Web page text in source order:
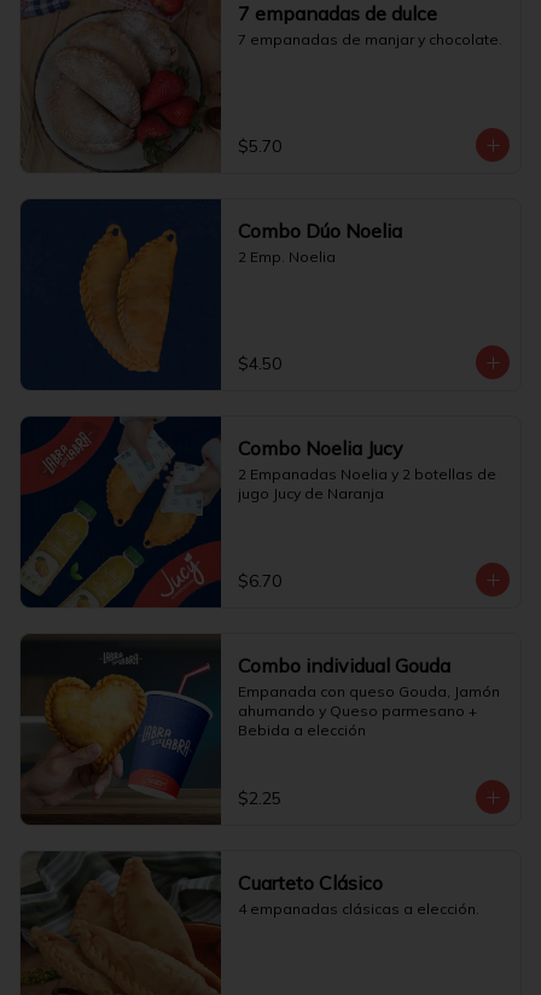
7 empanadas de dulce
7 empanadas de manjar y chocolate.
$5.70
Combo Dúo Noelia
2 Emp. Noelia
$4.50
Combo Noelia Jucy
2 Empanadas Noelia y 2 botellas de
jugo Jucy de Naranja
$6.70
Combo individual Gouda
Empanada con queso Gouda, Jamón
ahumando y Queso parmesano +
Bebida a elección
$2.25
Cuarteto Clásico
4 empanadas clásicas a elección.